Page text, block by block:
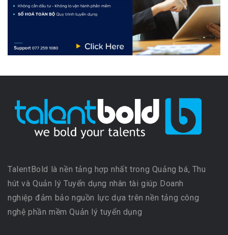
TalentBold là nền tảng hợp nhất trong Quảng bá, Thu
hút và Quản lý Tuyển dụng nhân tài giúp Doanh
nghiệp đảm bảo nguồn lực dựa trên nền tảng công
nghệ phần mềm Quản lý tuyển dụng